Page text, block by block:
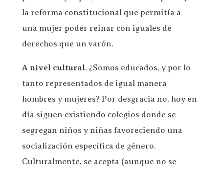
la reforma constitucional que permitía a
una mujer poder reinar con iguales de
derechos que un varón.
A nivel cultural, ¿Somos educados, y por lo
tanto representados de igual manera
hombres y mujeres? Por desgracia no, hoy en
día siguen existiendo colegios donde se
segregan niños y niñas favoreciendo una
socialización específica de género.
Culturalmente, se acepta (aunque no se